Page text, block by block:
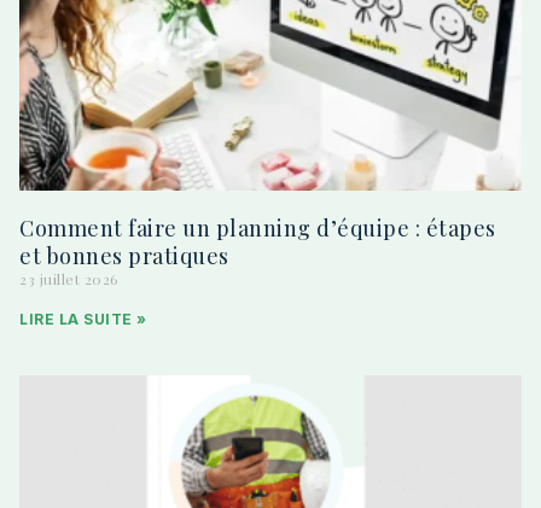
Comment faire un planning d’équipe : étapes
et bonnes pratiques
23 juillet 2026
LIRE LA SUITE »